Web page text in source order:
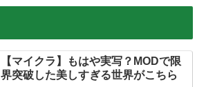
【マイクラ】もはや実写？MODで限
界突破した美しすぎる世界がこちら